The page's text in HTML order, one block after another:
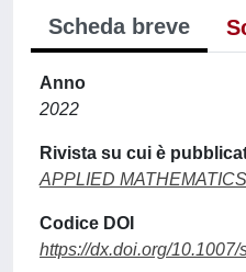
Scheda breve
Anno
2022
Rivista su cui è
APPLIED
Codice DOI
https://dx.doi.org/